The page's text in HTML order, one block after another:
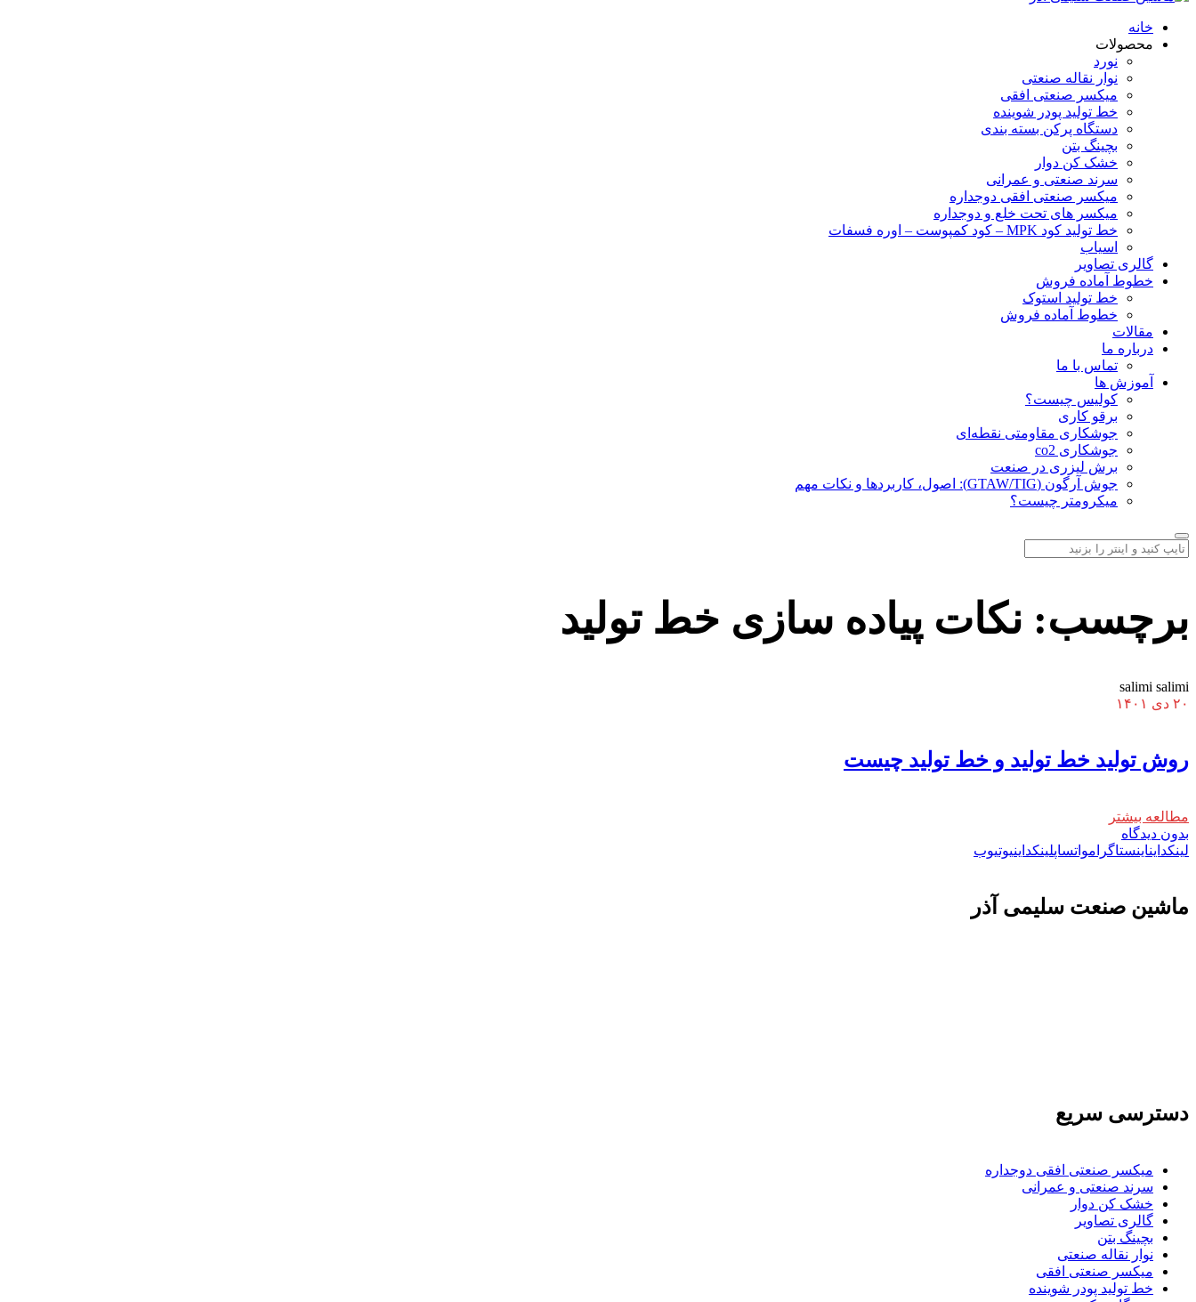
خانه
محصولات
نورد
نوار نقاله صنعتی
ميكسر صنعتی افقی
خط تولید پودر شوينده
دستگاه پرکن بسته بندی
بچينگ بتن
خشک کن دوار
سرند صنعتی و عمرانی
میکسر صنعتی افقی دوجداره
میکسر های تحت خلع و دوجداره
خط تولید کود MPK – کود کمپوست – اوره فسفات
اسیاب
گالری تصاویر
خطوط آماده فروش
خط تولید استوک
خطوط آماده فروش
مقالات
درباره ما
تماس با ما
آموزش ها
کولیس چیست؟
برقو کاری
جوشکاری مقاومتی نقطه‌ای
جوشکاری co2
برش لیزری در صنعت
جوش آرگون (GTAW/TIG): اصول، کاربردها و نکات مهم
میکرومتر چیست؟
برچسب: نکات پیاده سازی خط تولید
salimi salimi
۲۰ دی ۱۴۰۱
روش تولید خط تولید و خط تولید چیست
مطالعه بیشتر
بدون دیدگاه
لینکدایناینستاگرامواتساپلینکداینیوتیوب
ماشين صنعت سليمی آذر
دسترسی سریع
میکسر صنعتی افقی دوجداره
سرند صنعتی و عمرانی
خشک کن دوار
گالری تصاویر
بچينگ بتن
نوار نقاله صنعتی
ميكسر صنعتی افقی
خط تولید پودر شوينده